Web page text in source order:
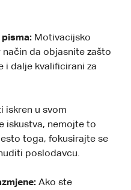
Motivacijsko
da objasnite zašto
i dalje kvalificirani za
iskren u svom
iskustva, nemojte to
toga, fokusirajte se
poslodavcu.
Ako ste